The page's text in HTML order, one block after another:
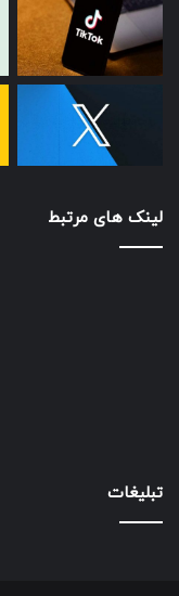
لینک های مرتبط
تبلیغات